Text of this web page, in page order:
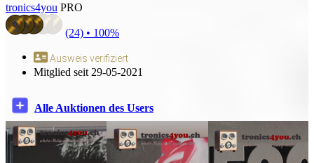
tronics4you PRO
(24) • 100%
Ausweis verifiziert
Mitglied seit 29-05-2021
Alle Auktionen des Users